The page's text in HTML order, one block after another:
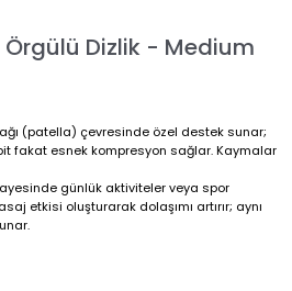
Dizlik - Medium
(patella) çevresinde özel destek sunar;
fakat esnek kompresyon sağlar. Kaymalar
günlük aktiviteler veya spor
etkisi oluşturarak dolaşımı artırır; aynı